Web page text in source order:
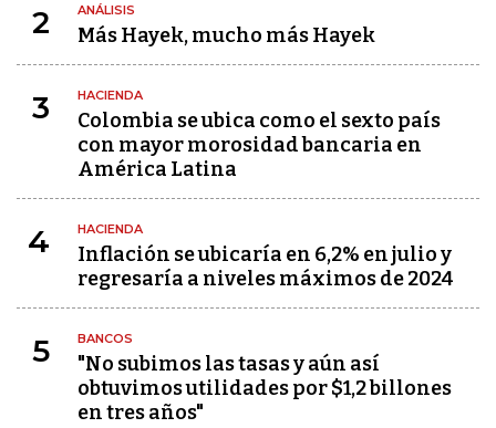
2 ANÁLISIS
Más Hayek, mucho más Hayek
3 HACIENDA
Colombia se ubica como el sexto país
con mayor morosidad bancaria en
América Latina
4 HACIENDA
Inflación se ubicaría en 6,2% en julio y
regresaría a niveles máximos de 2024
5 BANCOS
"No subimos las tasas y aún así
obtuvimos utilidades por $1,2 billones
en tres años"